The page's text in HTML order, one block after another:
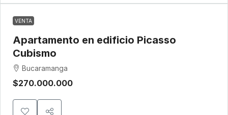
VENTA
Apartamento en edificio Picasso
Cubismo
Bucaramanga
$270.000.000